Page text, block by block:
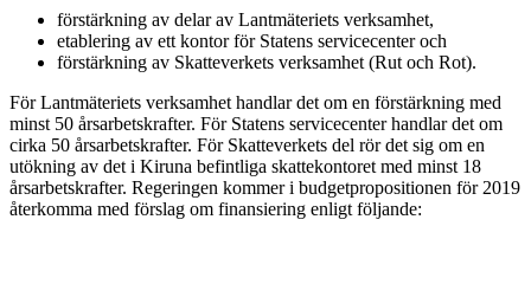
förstärkning av delar av Lantmäteriets verksamhet,
etablering av ett kontor för Statens servicecenter och
förstärkning av Skatteverkets verksamhet (Rut och Rot).
För Lantmäteriets verksamhet handlar det om en förstärkning med
minst 50 årsarbetskrafter. För Statens servicecenter handlar det om
cirka 50 årsarbetskrafter. För Skatteverkets del rör det sig om en
utökning av det i Kiruna befintliga skattekontoret med minst 18
årsarbetskrafter. Regeringen kommer i budgetpropositionen för 2019
återkomma med förslag om finansiering enligt följande: